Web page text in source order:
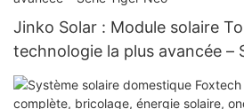
Jinko Solar : Module solaire
technologie la plus avancée –